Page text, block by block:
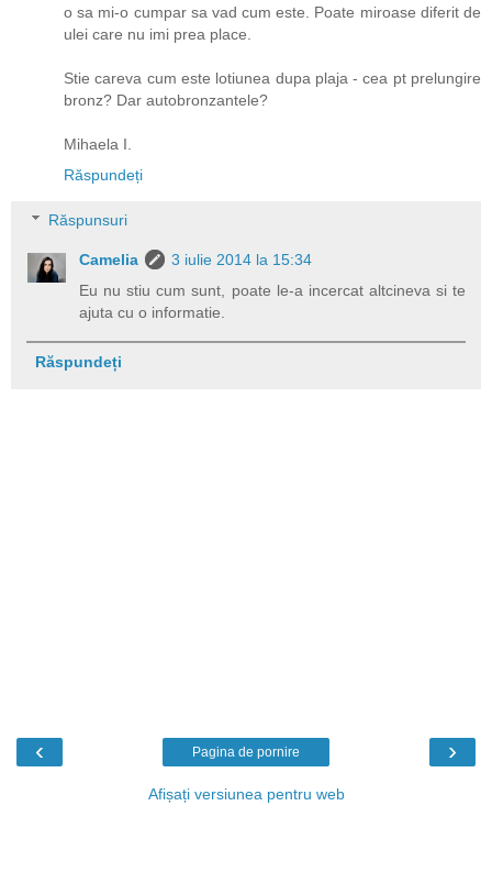
o sa mi-o cumpar sa vad cum este. Poate miroase diferit de
ulei care nu imi prea place.
Stie careva cum este lotiunea dupa plaja - cea pt prelungire
bronz? Dar autobronzantele?
Mihaela I.
Răspundeți
Răspunsuri
Camelia
3 iulie 2014 la 15:34
Eu nu stiu cum sunt, poate le-a incercat altcineva si te
ajuta cu o informatie.
Răspundeți
‹ ›
Pagina de pornire
Afișați versiunea pentru web